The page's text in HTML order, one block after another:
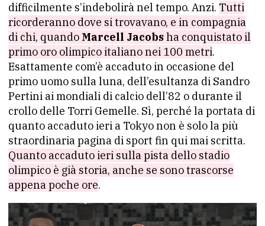
difficilmente s’indebolirà nel tempo. Anzi. Tutti
ricorderanno dove si trovavano, e in compagnia
di chi, quando Marcell Jacobsha conquistato il
primo oro olimpico italiano nei 100 metri.
Esattamente com’è accaduto in occasione del
primo uomo sulla luna, dell’esultanza di Sandro
Pertini ai mondiali di calcio dell’82 o durante il
crollo delle Torri Gemelle. Sì, perché la portata di
quanto accaduto ieri a Tokyo non è solo la più
straordinaria pagina di sport fin qui mai scritta.
Quanto accaduto ieri sulla pista dello stadio
olimpico è già storia, anche se sono trascorse
appena poche ore.